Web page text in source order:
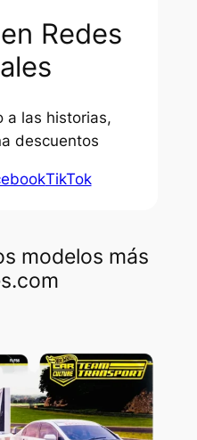
Redes
a las historias,
descuentos
TikTok
modelos más